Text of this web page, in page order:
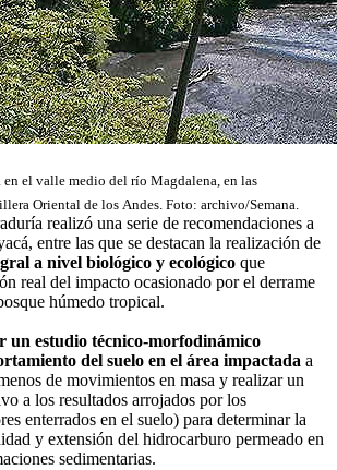
en el valle medio del río Magdalena, en las
Oriental de los Andes. Foto: archivo/Semana.
realizó una serie de recomendaciones a
entre las que se destacan la realización de
a nivel biológico y ecológico que
real del impacto ocasionado por el derrame
húmedo tropical.
un estudio técnico-morfodinámico
del suelo en el área impactada a
de movimientos en masa y realizar un
a los resultados arrojados por los
enterrados en el suelo) para determinar la
y extensión del hidrocarburo permeado en
sedimentarias.